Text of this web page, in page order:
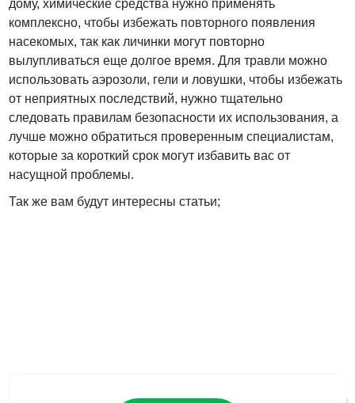
дому, химические средства нужно применять
комплексно, чтобы избежать повторного появления
насекомых, так как личинки могут повторно
вылупливаться еще долгое время. Для травли можно
использовать аэрозоли, гели и ловушки, чтобы избежать
от неприятных последствий, нужно тщательно
следовать правилам безопасности их использования, а
лучше можно обратиться проверенным специалистам,
которые за короткий срок могут избавить вас от
насущной проблемы.
Так же вам будут интересны статьи;